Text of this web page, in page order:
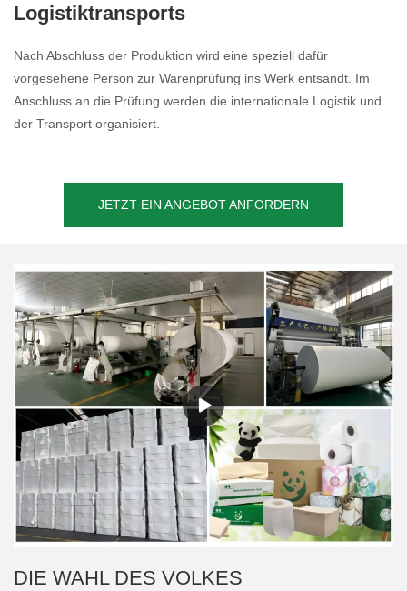
Logistiktransports
Nach Abschluss der Produktion wird eine speziell dafür
vorgesehene Person zur Warenprüfung ins Werk entsandt. Im
Anschluss an die Prüfung werden die internationale Logistik und
der Transport organisiert.
JETZT EIN ANGEBOT ANFORDERN
DIE WAHL DES VOLKES